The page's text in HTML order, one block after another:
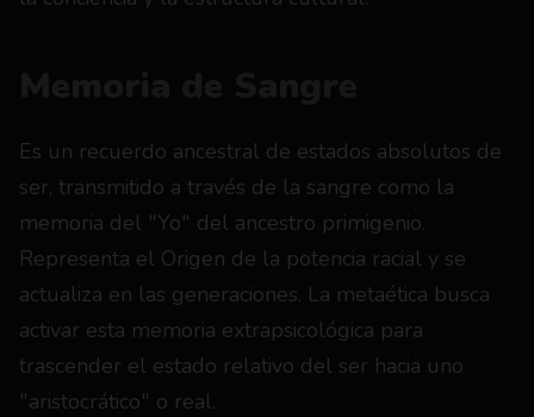
Es un recuerdo ancestral de estados absolutos de
ser, transmitido a través de la sangre como la
memoria del "Yo" del ancestro primigenio.
Representa el Origen de la potencia racial y se
actualiza en las generaciones. La metaética busca
activar esta memoria extrapsicológica para
trascender el estado relativo del ser hacia uno
"aristocrático" o real.